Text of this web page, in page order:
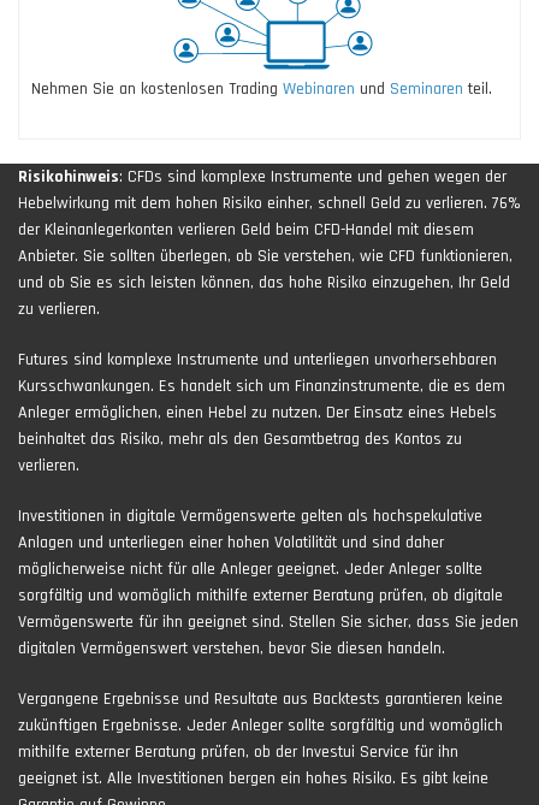
Nehmen Sie an kostenlosen Trading Webinaren und Seminaren teil.
Risikohinweis: CFDs sind komplexe Instrumente und gehen wegen der
Hebelwirkung mit dem hohen Risiko einher, schnell Geld zu verlieren. 76%
der Kleinanlegerkonten verlieren Geld beim CFD-Handel mit diesem
Anbieter. Sie sollten überlegen, ob Sie verstehen, wie CFD funktionieren,
und ob Sie es sich leisten können, das hohe Risiko einzugehen, Ihr Geld
zu verlieren.
Futures sind komplexe Instrumente und unterliegen unvorhersehbaren
Kursschwankungen. Es handelt sich um Finanzinstrumente, die es dem
Anleger ermöglichen, einen Hebel zu nutzen. Der Einsatz eines Hebels
beinhaltet das Risiko, mehr als den Gesamtbetrag des Kontos zu
verlieren.
Investitionen in digitale Vermögenswerte gelten als hochspekulative
Anlagen und unterliegen einer hohen Volatilität und sind daher
möglicherweise nicht für alle Anleger geeignet. Jeder Anleger sollte
sorgfältig und womöglich mithilfe externer Beratung prüfen, ob digitale
Vermögenswerte für ihn geeignet sind. Stellen Sie sicher, dass Sie jeden
digitalen Vermögenswert verstehen, bevor Sie diesen handeln.
Vergangene Ergebnisse und Resultate aus Backtests garantieren keine
zukünftigen Ergebnisse. Jeder Anleger sollte sorgfältig und womöglich
mithilfe externer Beratung prüfen, ob der Investui Service für ihn
geeignet ist. Alle Investitionen bergen ein hohes Risiko. Es gibt keine